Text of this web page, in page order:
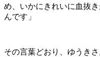
め、いかにきれいに血抜
んです」
その言葉どおり、ゆうき